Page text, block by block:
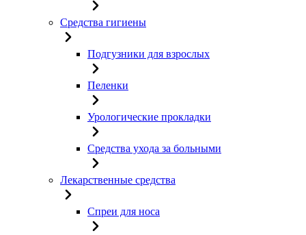
Средства гигиены
Подгузники для взрослых
Пеленки
Урологические прокладки
Средства ухода за больными
Лекарственные средства
Спреи для носа